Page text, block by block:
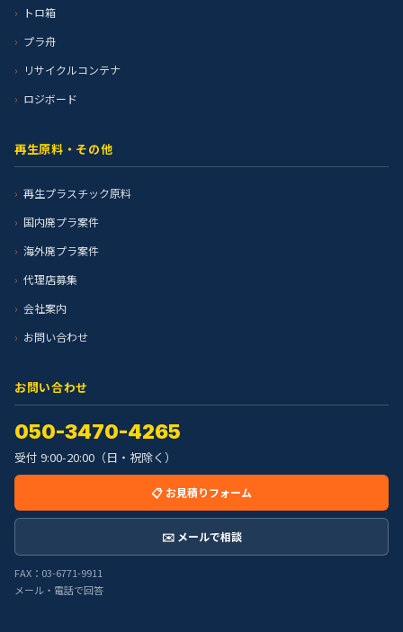
トロ箱
プラ舟
リサイクルコンテナ
ロジボード
再生原料・その他
再生プラスチック原料
国内廃プラ案件
海外廃プラ案件
代理店募集
会社案内
お問い合わせ
お問い合わせ
050-3470-4265
受付 9:00-20:00（日・祝除く）
📋 お見積りフォーム
✉️ メールで相談
FAX：03-6771-9911
メール・電話で回答